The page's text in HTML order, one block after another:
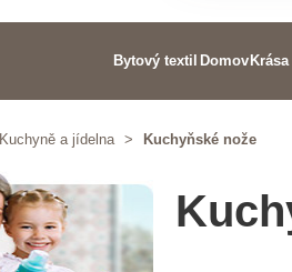
Bytový textil Domov
Kuchyně a jídelna > Kuchyňské nože